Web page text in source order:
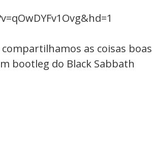
as coisas boas
bootleg do Black Sabbath